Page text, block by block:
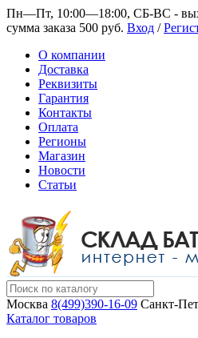
Пн—Пт, 10:00—18:00, СБ-ВС -
сумма заказа 500 руб. Вход /
О компании
Доставка
Реквизиты
Гарантия
Контакты
Оплата
Регионы
Магазин
Новости
Статьи
Москва 8(499)390-16-09 Санкт-
Каталог товаров